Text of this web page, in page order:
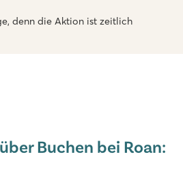
denn die Aktion ist zeitlich
Buchen bei Roan: